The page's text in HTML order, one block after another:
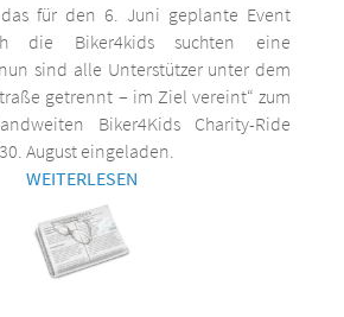
für den 6. Juni geplante Event
die Biker4kids suchten eine
sind alle Unterstützer unter dem
getrennt – im Ziel vereint“ zum
Biker4Kids Charity-Ride
August eingeladen.
WEITERLESEN